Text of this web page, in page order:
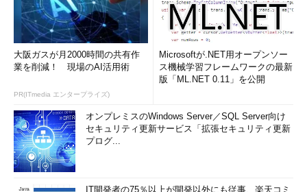
大阪ガスが月2000時間の共有作
業を削減！ 現場のAI活用術
PR(ITmedia エンタープライズ)
Microsoftが.NET用オープンソー
ス機械学習フレームワークの最新
版「ML.NET 0.11」を公開
オンプレミスのWindows Server／SQL Server向け
セキュリティ更新サービス「拡張セキュリティ更新
プログ...
IT開発者の75％以上が開発以外にも従事、楽天コミ